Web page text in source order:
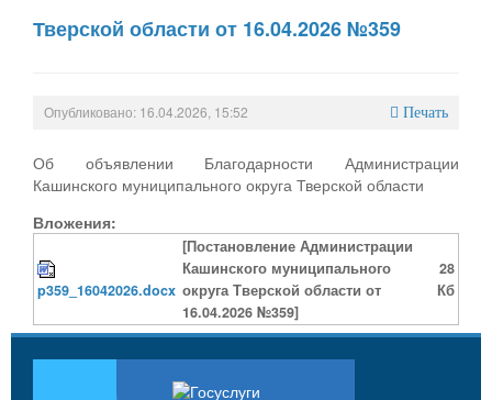
Тверской области от 16.04.2026 №359
Опубликовано: 16.04.2026, 15:52 Печать
Об объявлении Благодарности Администрации
Кашинского муниципального округа Тверской области
Вложения:
p359_16042026.docx
[Постановление Администрации
Кашинского муниципального
округа Тверской области от
16.04.2026 №359]
28
Кб